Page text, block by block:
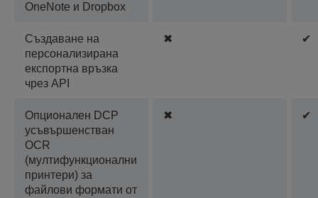
OneNote и Dropbox
Създаване на
персонализирана
експортна връзка
чрез API
✖ ✔
Опционален DCP
усъвършенстван
OCR
(мултифункционални
принтери) за
файлови формати от
✖ ✔